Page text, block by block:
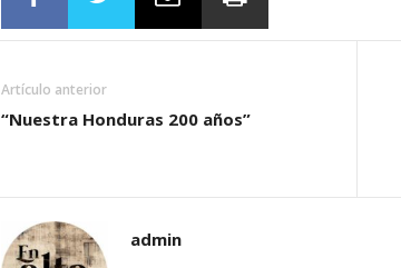
Artículo anterior
“Nuestra Honduras 200 años”
admin